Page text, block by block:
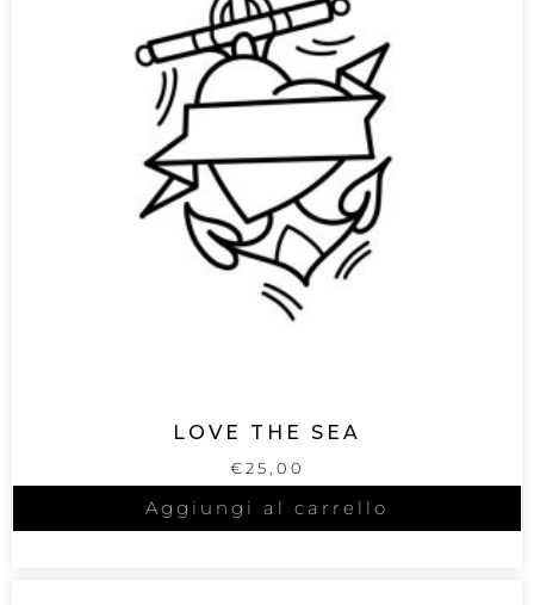
LOVE THE SEA
€25,00
Aggiungi al carrello